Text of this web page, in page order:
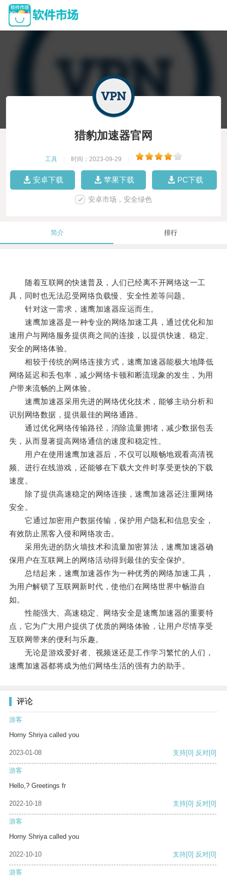
猎豹加速器官网
工具 时间：2023-09-29
安卓下载 苹果下载 PC下载
安卓市场，安全绿色
简介 排行
随着互联网的快速普及，人们已经离不开网络这一工
具，同时也无法忍受网络负载慢、安全性差等问题。
针对这一需求，速鹰加速器应运而生。
速鹰加速器是一种专业的网络加速工具，通过优化和加
速用户与网络服务提供商之间的连接，以提供快速、稳定、
安全的网络体验。
相较于传统的网络连接方式，速鹰加速器能极大地降低
网络延迟和丢包率，减少网络卡顿和断流现象的发生，为用
户带来流畅的上网体验。
速鹰加速器采用先进的网络优化技术，能够主动分析和
识别网络数据，提供最佳的网络通路。
通过优化网络传输路径，消除流量拥堵，减少数据包丢
失，从而显著提高网络通信的速度和稳定性。
用户在使用速鹰加速器后，不仅可以顺畅地观看高清视
频、进行在线游戏，还能够在下载大文件时享受更快的下载
速度。
除了提供高速稳定的网络连接，速鹰加速器还注重网络
安全。
它通过加密用户数据传输，保护用户隐私和信息安全，
有效防止黑客入侵和网络攻击。
采用先进的防火墙技术和流量加密算法，速鹰加速器确
保用户在互联网上的网络活动得到最佳的安全保护。
总结起来，速鹰加速器作为一种优秀的网络加速工具，
为用户解锁了互联网新时代，使他们在网络世界中畅游自
如。
性能强大、高速稳定、网络安全是速鹰加速器的重要特
点，它为广大用户提供了优质的网络体验，让用户尽情享受
互联网带来的便利与乐趣。
无论是游戏爱好者、视频迷还是工作学习繁忙的人们，
速鹰加速器都将成为他们网络生活的强有力的助手。
评论
游客
Horny Shriya called you
2023-01-08 支持[0] 反对[0]
游客
Hello,? Greetings fr
2022-10-18 支持[0] 反对[0]
游客
Horny Shriya called you
2022-10-10 支持[0] 反对[0]
游客